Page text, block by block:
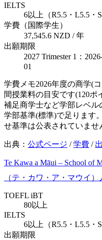
IELTS
6以上（R5.5・L5.5・
学費（国際学生）
37,545.6 NZD / 年
出願期限
2027 Trimester 1：
01
学費メモ2026年度の商学(
間授業料の目安です(120ポ
補足商学士など学部レベ
学部基準(標準)で足ります
せ基準は公表されていませ
出典： 公式ページ /学費 /
Te Kawa a Māui – School of
（テ・カワ・ア・マウイ）
TOEFL iBT
80以上
IELTS
6以上（R5.5・L5.5・
出願期限